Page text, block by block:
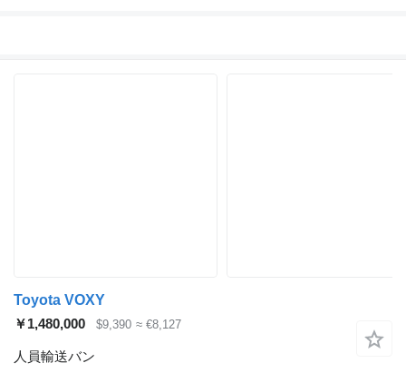
Toyota VOXY
￥1,480,000
$9,390 ≈ €8,127
人員輸送バン